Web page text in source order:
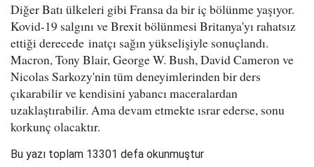
Diğer Batı ülkeleri gibi Fransa da bir iç bölünme yaşıyor.
Kovid-19 salgını ve Brexit bölünmesi Britanya'yı rahatsız
ettiği derecede inatçı sağın yükselişiyle sonuçlandı.
Macron, Tony Blair, George W. Bush, David Cameron ve
Nicolas Sarkozy'nin tüm deneyimlerinden bir ders
çıkarabilir ve kendisini yabancı maceralardan
uzaklaştırabilir. Ama devam etmekte ısrar ederse, sonu
korkunç olacaktır.
Bu yazı toplam 13301 defa okunmuştur